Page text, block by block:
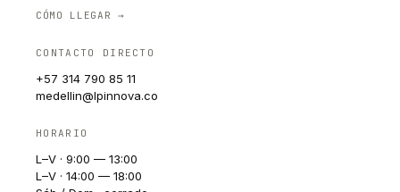
CÓMO LLEGAR →
CONTACTO DIRECTO
+57 314 790 85 11
medellin@lpinnova.co
HORARIO
L–V · 9:00 — 13:00
L–V · 14:00 — 18:00